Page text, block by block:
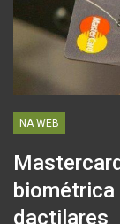
NA WEB
dactilares